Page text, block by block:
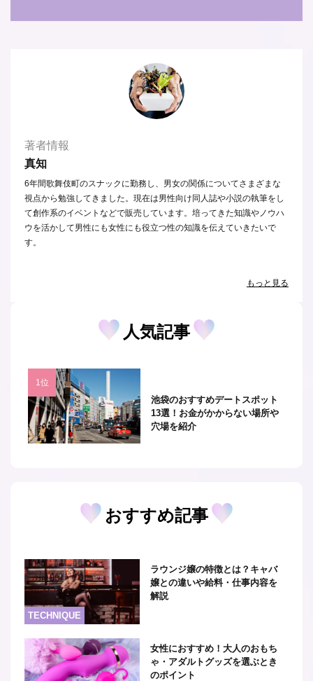
著者情報
真知
6年間歌舞伎町のスナックに勤務し、男女の関係についてさまざまな
視点から勉強してきました。現在は男性向け同人誌や小説の執筆をし
て創作系のイベントなどで販売しています。培ってきた知識やノウハ
ウを活かして男性にも女性にも役立つ性の知識を伝えていきたいで
す。
もっと見る
人気記事
池袋のおすすめデートスポット
13選！お金がかからない場所や
穴場を紹介
おすすめ記事
TECHNIQUE
ラウンジ嬢の特徴とは？キャバ
嬢との違いや給料・仕事内容を
解説
女性におすすめ！大人のおもち
ゃ・アダルトグッズを選ぶとき
のポイント